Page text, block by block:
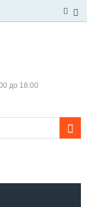
до 18:00